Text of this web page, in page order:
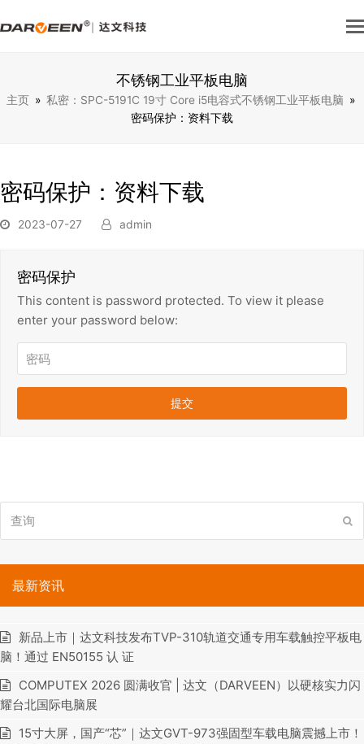
不锈钢工业平板电脑
主页 » 私密：SPC-5191C 19寸 Core i5电容式不锈钢工业平板电脑 »
密码保护：资料下载
密码保护：资料下载
2023-07-27 admin
密码保护
This content is password protected. To view it please
enter your password below:
询
最新资讯
新品上市｜达文科技发布TVP-310轨道交通专用车载触控平板电
脑！通过 EN50155 认 证
COMPUTEX 2026 圆满收官 | 达文（DARVEEN）以硬核实力闪
耀台北国际电脑展
15寸大屏，国产“芯”｜达文GVT-973强固型车载电脑震撼上市！